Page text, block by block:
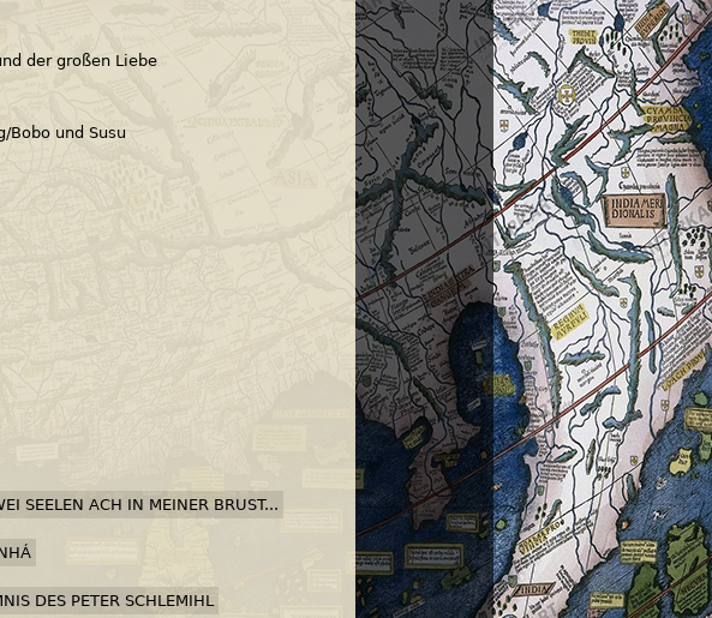
der großen Liebe
Bobo und Susu
SEELEN ACH IN MEINER BRUST...
DES PETER SCHLEMIHL